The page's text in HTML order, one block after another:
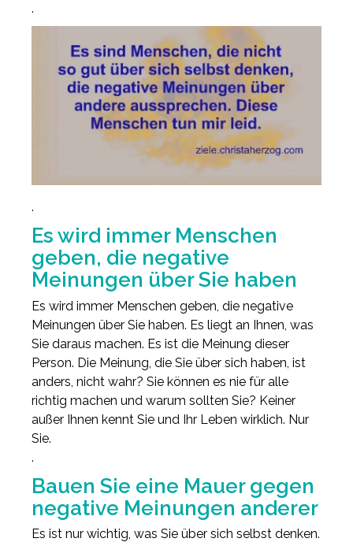
.
.
Es wird immer Menschen
geben, die negative
Meinungen über Sie haben
Es wird immer Menschen geben, die negative
Meinungen über Sie haben. Es liegt an Ihnen, was
Sie daraus machen. Es ist die Meinung dieser
Person. Die Meinung, die Sie über sich haben, ist
anders, nicht wahr? Sie können es nie für alle
richtig machen und warum sollten Sie? Keiner
außer Ihnen kennt Sie und Ihr Leben wirklich. Nur
Sie.
.
Bauen Sie eine Mauer gegen
negative Meinungen anderer
Es ist nur wichtig, was Sie über sich selbst denken.